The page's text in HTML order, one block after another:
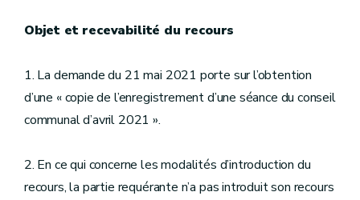
Objet et recevabilité du recours
1. La demande du 21 mai 2021 porte sur l’obtention
d’une « copie de l’enregistrement d’une séance du conseil
communal d’avril 2021 ».
2. En ce qui concerne les modalités d’introduction du
recours, la partie requérante n’a pas introduit son recours